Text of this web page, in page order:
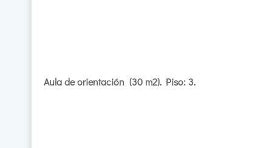
Aula de orientación (30 m2). Piso: 3.